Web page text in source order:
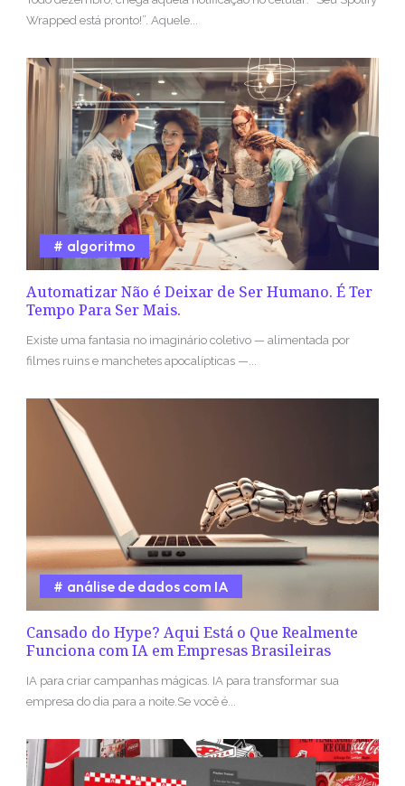
Wrapped está pronto!”. Aquele...
Automatizar Não é Deixar de Ser Humano. É Ter
Tempo Para Ser Mais.
algoritmo
Existe uma fantasia no imaginário coletivo — alimentada por
filmes ruins e manchetes apocalípticas —...
Cansado do Hype? Aqui Está o Que Realmente
Funciona com IA em Empresas Brasileiras
análise de dados com IA
IA para criar campanhas mágicas. IA para transformar sua
empresa do dia para a noite.Se você é...